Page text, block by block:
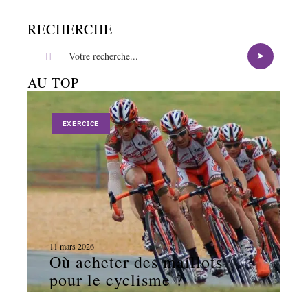
RECHERCHE
AU TOP
EXERCICE
11 mars 2026
Où acheter des maillots
pour le cyclisme ?